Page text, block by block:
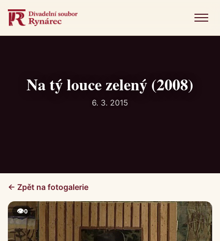
Kniha návštěv
Na tý louce zelený (2008)
6. 3. 2015
← Zpět na fotogalerie
👁0